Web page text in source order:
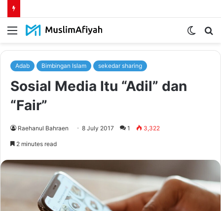
Menu
Switch
Adab Bimbingan Islam sekedar sharing
Sosial Media Itu “Adil” dan
“Fair”
Raehanul Bahraen 8 July 2017 1 3,322
2 minutes read